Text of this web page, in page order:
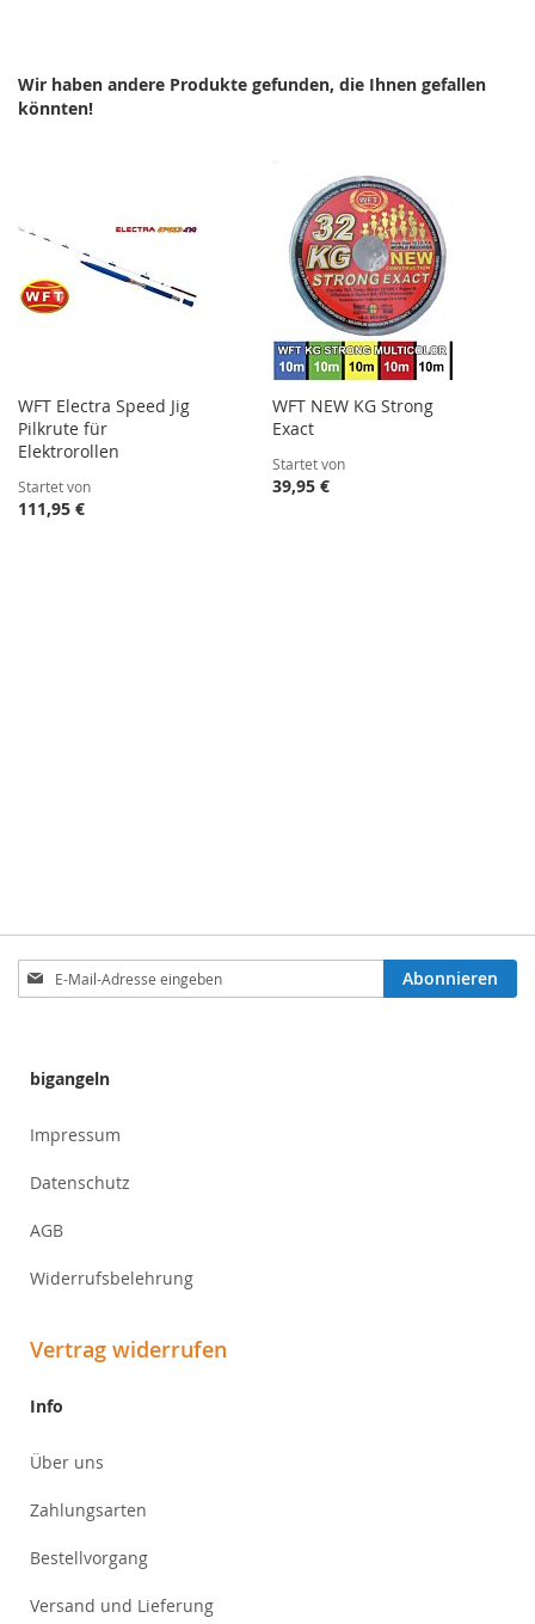
Wir haben andere Produkte gefunden, die Ihnen gefallen
könnten!
WFT Electra Speed Jig
Pilkrute für
Elektrorollen
Startet von
111,95 €
WFT NEW KG Strong
Exact
Startet von
39,95 €
Anmeldung
zum
Abonnieren
bigangeln
Impressum
Datenschutz
AGB
Widerrufsbelehrung
Vertrag widerrufen
Info
Über uns
Zahlungsarten
Bestellvorgang
Versand und Lieferung